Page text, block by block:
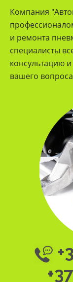
Компания
и ремонта
специалисты
консультацию
вашего